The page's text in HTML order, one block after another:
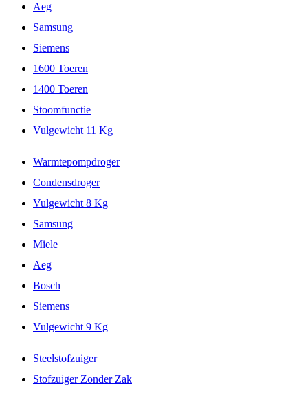
Aeg
Samsung
Siemens
1600 Toeren
1400 Toeren
Stoomfunctie
Vulgewicht 11 Kg
Warmtepompdroger
Condensdroger
Vulgewicht 8 Kg
Samsung
Miele
Aeg
Bosch
Siemens
Vulgewicht 9 Kg
Steelstofzuiger
Stofzuiger Zonder Zak